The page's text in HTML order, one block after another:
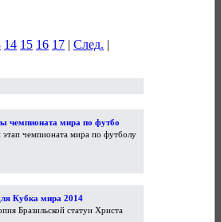
14 15 16 17 | След. |
чемпионата мира по футболу
этап чемпионата мира по футболу
Кубка мира 2014
Бразильской статуи Христа